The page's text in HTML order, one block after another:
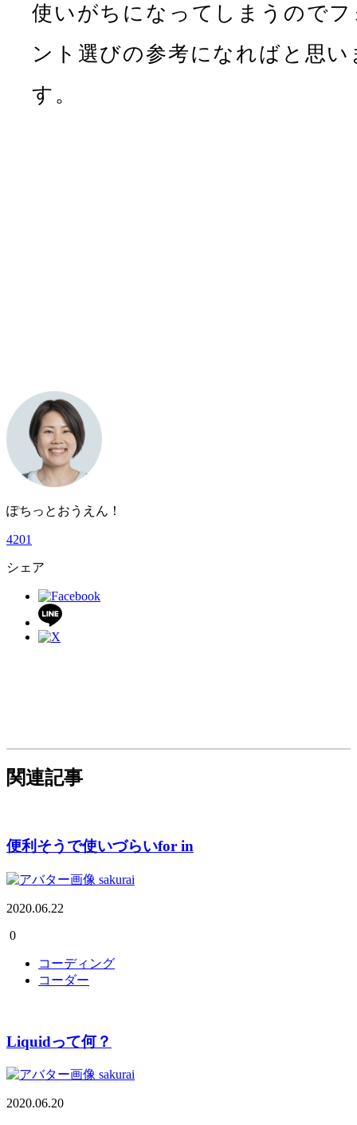
使いがちになってしまうのでフ
ント選びの参考になればと思い
す。
ぽちっとおうえん！
4201
シェア
関連記事
便利そうで使いづらいfor in
sakurai
2020.06.22
0
コーディング
コーダー
Liquidって何？
sakurai
2020.06.20